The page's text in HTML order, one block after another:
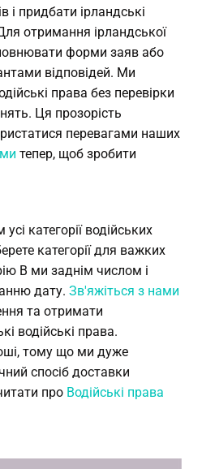
і придбати ірландські
отримання ірландської
форми заяв або
відповідей. Ми
права без перевірки
Ця прозорість
перевагами наших
тепер, щоб зробити
категорії водійських
категорії для важких
B ми заднім числом і
дату. Зв'яжіться з нами
та отримати
водійські права.
тому що ми дуже
спосіб доставки
про Водійські права